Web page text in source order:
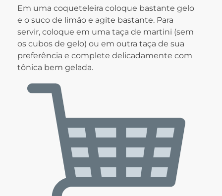
Em uma coqueteleira coloque bastante gelo
e o suco de limão e agite bastante. Para
servir, coloque em uma taça de martini (sem
os cubos de gelo) ou em outra taça de sua
preferência e complete delicadamente com
tônica bem gelada.